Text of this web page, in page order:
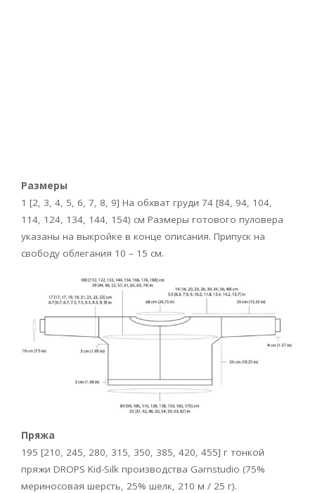
Размеры
1 [2, 3, 4, 5, 6, 7, 8, 9] На обхват груди 74 [84, 94, 104,
114, 124, 134, 144, 154) см Размеры готового пуловера
указаны на выкройке в конце описания. Припуск на
свободу облегания 10 – 15 см.
Пряжа
195 [210, 245, 280, 315, 350, 385, 420, 455] г тонкой
пряжи DROPS Kid-Silk производства Garnstudio (75%
мериносовая шерсть, 25% шелк, 210 м / 25 г).